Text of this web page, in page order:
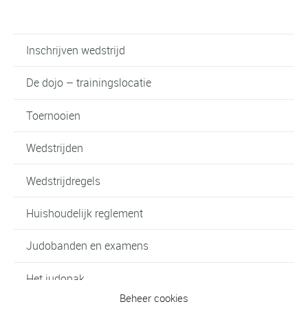
Beheer cookies
Inschrijven wedstrijd
De dojo – trainingslocatie
Toernooien
Wedstrijden
Wedstrijdregels
Huishoudelijk reglement
Judobanden en examens
Het judopak